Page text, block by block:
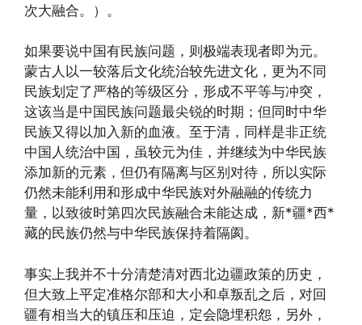
次大融合。）。
如果要说中国有民族问题，则极端表现者即为元。
蒙古人以一较落后文化统治较先进文化，更为不同
民族划定了严格的等级区分，形成不平等与冲突，
这该当是中国民族问题最尖锐的时期；但同时中华
民族又得以加入新的血液。至于清，同样是非正统
中国人统治中国，虽较元为佳，并继续为中华民族
添加新的元素，但仍有隔离与区别对待，所以实际
仍然未能利用和形成中华民族对外融融的传统力
量，以致彼时第四次民族融合未能达成，新*疆*西*
藏的民族仍然与中华民族保持着隔阂。
事实上我并不十分清楚清对西北边疆政策的历史，
但大致上平定准格尔部和大小和卓叛乱之后，对回
疆有相当大的镇压和压迫，定会隐埋积怨，另外，